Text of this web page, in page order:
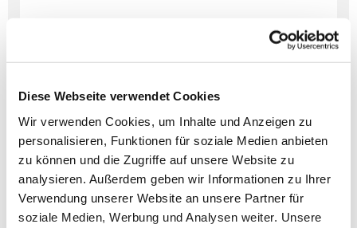
Diese Webseite verwendet Cookies
Wir verwenden Cookies, um Inhalte und Anzeigen zu
personalisieren, Funktionen für soziale Medien anbieten
zu können und die Zugriffe auf unsere Website zu
analysieren. Außerdem geben wir Informationen zu Ihrer
Verwendung unserer Website an unsere Partner für
soziale Medien, Werbung und Analysen weiter. Unsere
interessieren